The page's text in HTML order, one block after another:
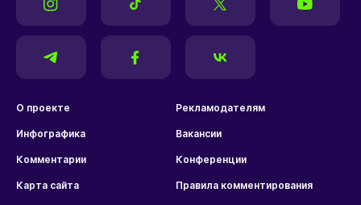
О проекте Рекламодателям
Инфографика Вакансии
Комментарии Конференции
Карта сайта Правила комментирования